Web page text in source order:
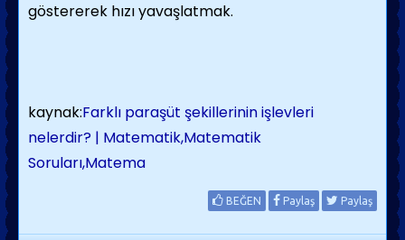
göstererek hızı yavaşlatmak.
kaynak:Farklı paraşüt şekillerinin işlevleri
nelerdir? | Matematik,Matematik
Soruları,Matema
BEĞEN Paylaş Paylaş